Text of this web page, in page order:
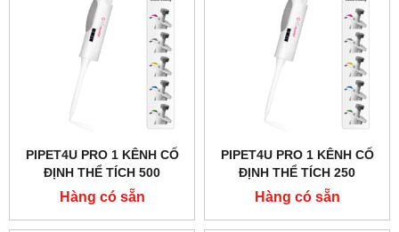
PIPET4U PRO 1 KÊNH CỐ
ĐỊNH THỂ TÍCH 500
MICROLIT HÃNG AHN -
ĐỨC
Hàng có sẵn
PIPET4U PRO 1 KÊNH CỐ
ĐỊNH THỂ TÍCH 250
MICROLIT HÃNG AHN -
ĐỨC
Hàng có sẵn